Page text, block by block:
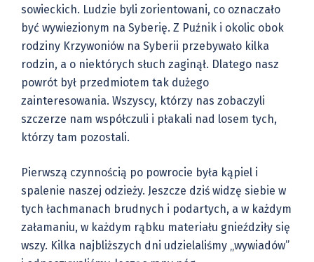
sowieckich. Ludzie byli zorientowani, co oznaczało
być wywiezionym na Syberię. Z Puźnik i okolic obok
rodziny Krzywoniów na Syberii przebywało kilka
rodzin, a o niektórych słuch zaginął. Dlatego nasz
powrót był przedmiotem tak dużego
zainteresowania. Wszyscy, którzy nas zobaczyli
szczerze nam współczuli i płakali nad losem tych,
którzy tam pozostali.
Pierwszą czynnością po powrocie była kąpiel i
spalenie naszej odzieży. Jeszcze dziś widzę siebie w
tych łachmanach brudnych i podartych, a w każdym
załamaniu, w każdym rąbku materiału gnieździły się
wszy. Kilka najbliższych dni udzielaliśmy „wywiadów”